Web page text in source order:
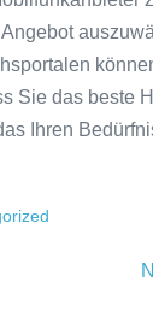
Sie das beste
Ihren